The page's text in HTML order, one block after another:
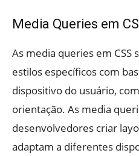
Media Queries em
As media queries em CSS
estilos específicos com
dispositivo do usuário,
orientação. As media
desenvolvedores criar
adaptam a diferentes